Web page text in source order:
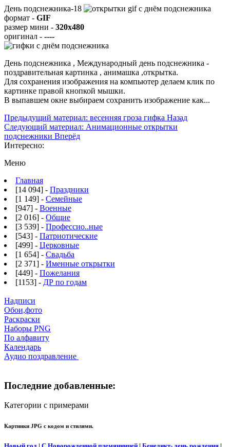
День подснежника-18
формат - GIF
размер мини - 320x480
оригинал - ----
День подснежника , Международный день подснежника -
поздравительная картинка , анимашка ,открытка.
Для сохранения изображения на компьютер делаем клик по
картинке правой кнопкой мышки.
В выпавшем окне выбираем сохранить изображение как...
Предыдущий материал: весенняя гроза гифка Назад
Следующий материал: Анимационные открытки
подснежники Вперёд
Интересно:
Меню
Главная
[14 094] - Праздники
[1 149] - Семейные
[947] - Военные
[2 016] - Общие
[3 539] - Профессио..ные
[543] - Патриотические
[499] - Церковные
[1 654] - Свадьба
[2 371] - Именные открытки
[449] - Пожелания
[1153] - ДР по годам
Надписи
Обои,фото
Раскраски
Наборы PNG
По алфавиту
Календарь
Аудио поздравление
Последние добавленные:
Категории с примерами
Картинки JPG с кодом и стилями.